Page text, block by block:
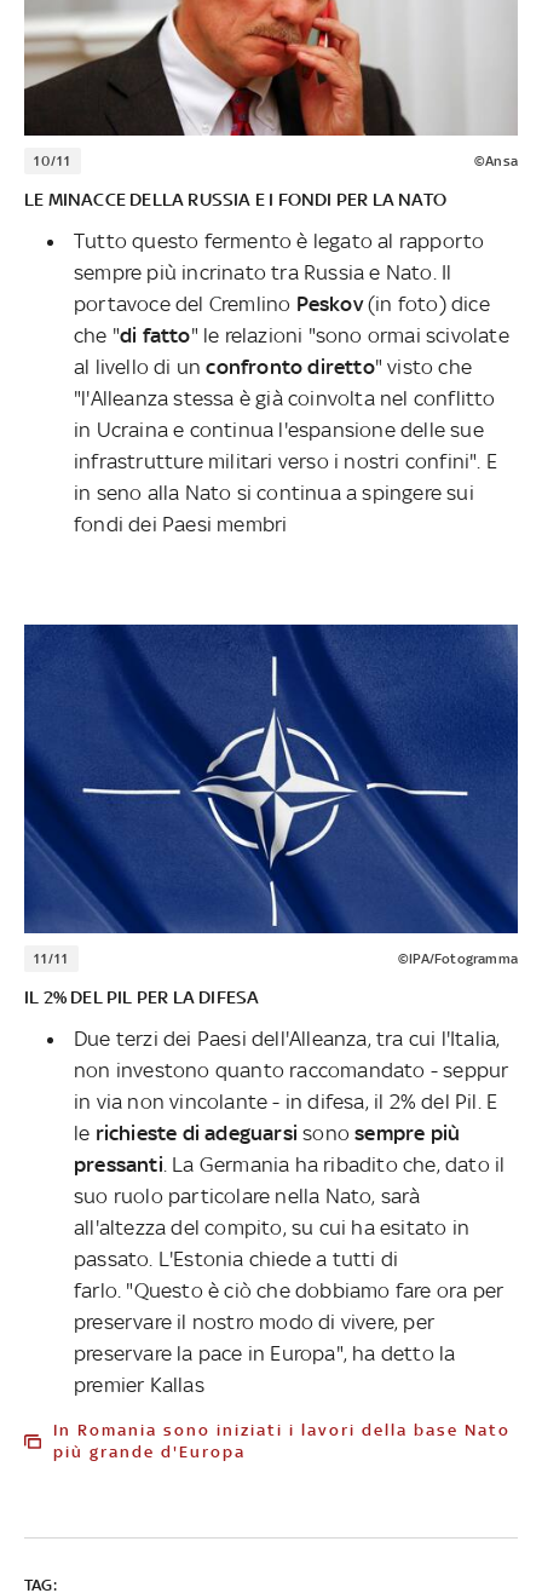
10/11 ©Ansa
LE MINACCE DELLA RUSSIA E I FONDI PER LA NATO
Tutto questo fermento è legato al rapporto
sempre più incrinato tra Russia e Nato. Il
portavoce del Cremlino Peskov(in foto) dice
che "di fatto" le relazioni "sono ormai scivolate
al livello di unconfronto diretto" visto che
"l'Alleanza stessa è già coinvolta nel conflitto
in Ucraina e continua l'espansione delle sue
infrastrutture militari verso i nostri confini". E
in seno alla Nato si continua a spingere sui
fondi dei Paesi membri
11/11 ©IPA/Fotogramma
IL 2% DEL PIL PER LA DIFESA
Due terzi dei Paesi dell'Alleanza, tra cui l'Italia,
non investono quanto raccomandato - seppur
in via non vincolante - in difesa, il 2% del Pil. E
le richieste di adeguarsisonosempre più
pressanti. La Germania ha ribadito che, dato il
suo ruolo particolare nella Nato, sarà
all'altezza del compito, su cui ha esitato in
passato. L'Estonia chiede a tutti di
farlo. "Questo è ciò che dobbiamo fare ora per
preservare il nostro modo di vivere, per
preservare la pace in Europa", ha detto la
premier Kallas
In Romania sono iniziati i lavori della base Nato
più grande d'Europa
TAG: